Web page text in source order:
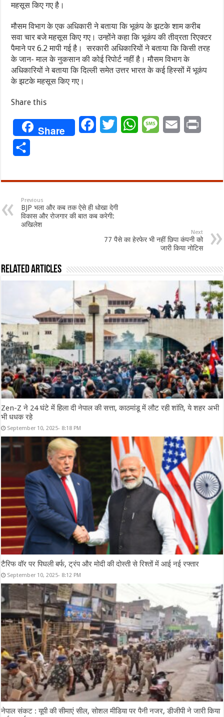
महसूस किए गए है।
मौसम विभाग के एक अधिकारी ने बताया कि भूकंप के झटके शाम करीब
सवा चार बजे महसूस किए गए। उन्होंने कहा कि भूकंप की तीव्रता रिएक्टर
पैमाने पर 6.2 मापी गई है। सरकारी अधिकारियों ने बताया कि किसी तरह
के जान- माल के नुकसान की कोई रिपोर्ट नहीं है। मौसम विभाग के
अधिकारियों ने बताया कि दिल्ली समेत उत्तर भारत के कई हिस्सों में भूकंप
के झटके महसूस किए गए।
Share this
Share FacebookTwitterWhatsAppMessageEmail
Previous
BJP भला और कब तक ऐसे ही धोखा देगी
विकास और रोजगार की बात कब करेगी:
अखिलेश
Next
77 पैसे का हेरफेर भी नहीं छिपा कंपनी को
जारी किया नोटिस
Related Articles
Zen-Z ने 24 घंटे में हिला दी नेपाल की सत्ता, काठमांडू में लौट रही शांति, ये शहर अभी
भी धधक रहे
September 10, 2025- 8:18 PM
टैरिफ वॉर पर पिघली बर्फ, ट्रंप और मोदी की दोस्ती से रिश्तों में आई नई रफ्तार
September 10, 2025- 8:12 PM
नेपाल संकट : यूपी की सीमाएं सील, सोशल मीडिया पर पैनी नजर, डीजीपी ने जारी किया